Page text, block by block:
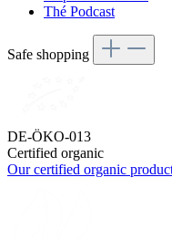
Thé Podcast
Safe shopping
DE-ÖKO-013
Certified organic
Our certified organic